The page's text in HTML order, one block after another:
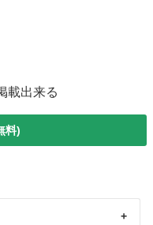
載出来る
料)